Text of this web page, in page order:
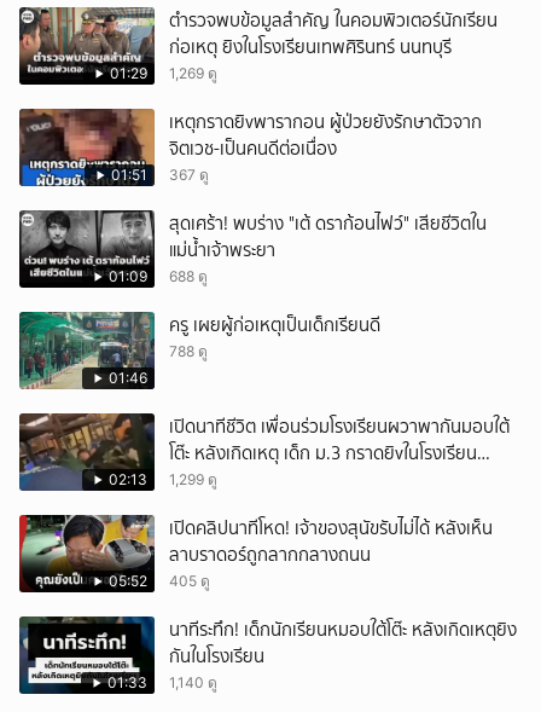
01:29
ตำรวจพบข้อมูลสำคัญ ในคอมพิวเตอร์นักเรียน
ก่อเหตุ ยิงในโรงเรียนเทพศิรินทร์ นนทบุรี
1,269 ดู
01:51
เหตุกราดยิvพารากอน ผู้ป่วยยังรักษาตัวจาก
จิตเวช-เป็นคนดีต่อเนื่อง
367 ดู
01:09
สุดเศร้า! พบร่าง "เต้ ดราก้อนไฟว์" เสียชีวิตใน
แม่น้ำเจ้าพระยา
688 ดู
01:46
ครู เผยผู้ก่อเหตุเป็นเด็กเรียนดี
788 ดู
02:13
เปิดนาทีชีวิต เพื่อนร่วมโรงเรียนผวาพากันมอบใต้
โต๊ะ หลังเกิดเหตุ เด็ก ม.3 กราดยิvในโรงเรียน
เทพศิรินทร์นนท์ แบบไม่เลือกหน้า เสียงปืนดังสนั่น
1,299 ดู
05:52
เปิดคลิปนาทีโหด! เจ้าของสุนัขรับไม่ได้ หลังเห็น
ลาบราดอร์ถูกลากกลางถนน
405 ดู
01:33
นาทีระทึก! เด็กนักเรียนหมอบใต้โต๊ะ หลังเกิดเหตุยิง
กันในโรงเรียน
1,140 ดู